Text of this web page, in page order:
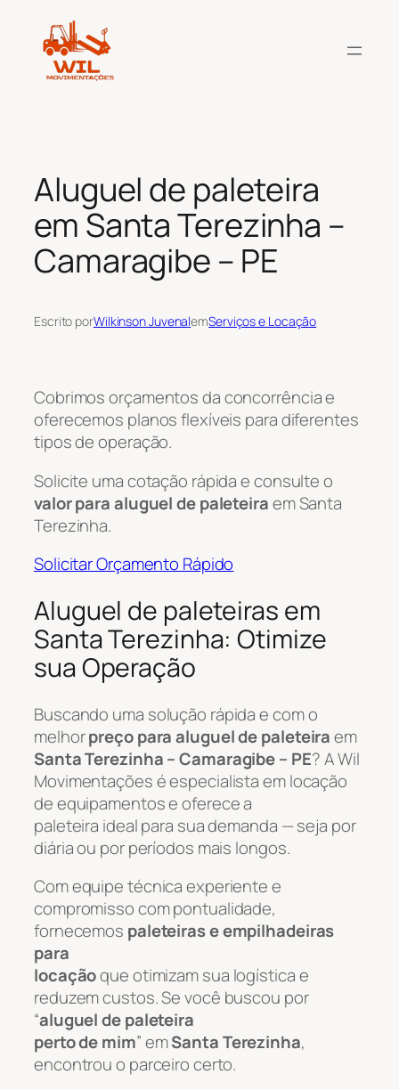
conteúdo
Aluguel de paleteira
em Santa Terezinha –
Camaragibe – PE
Escrito porWilkinson JuvenalemServiços e Locação
Cobrimos orçamentos da concorrência e
oferecemos planos flexíveis para diferentes
tipos de operação.
Solicite uma cotação rápida e consulte o
valor para aluguel de paleteiraem Santa
Terezinha.
Solicitar Orçamento Rápido
Aluguel de paleteiras em
Santa Terezinha: Otimize
sua Operação
Buscando uma solução rápida e com o
melhorpreço para aluguel de paleteiraem
Santa Terezinha – Camaragibe – PE? A Wil
Movimentações é especialista em locação
de equipamentos e oferece a
paleteira ideal para sua demanda — seja por
diária ou por períodos mais longos.
Com equipe técnica experiente e
compromisso com pontualidade,
fornecemos paleteiras e empilhadeiras
para
locaçãoque otimizam sua logística e
reduzem custos. Se você buscou por
“aluguel de paleteira
perto de mim” emSanta Terezinha,
encontrou o parceiro certo.